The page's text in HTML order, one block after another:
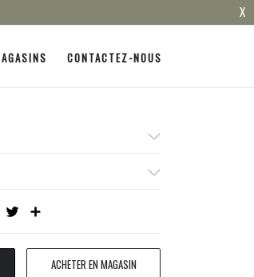
X
CONTACTEZ-NOUS
Pinterest
Twitter
ACHETER EN MAGASIN